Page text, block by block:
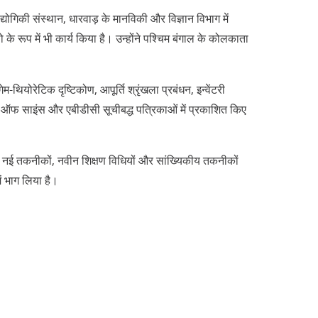
संस्थान, धारवाड़ के मानविकी और विज्ञान विभाग में
रूप में भी कार्य किया है। उन्होंने पश्चिम बंगाल के कोलकाता
थियोरेटिक दृष्टिकोण, आपूर्ति श्रृंखला प्रबंधन, इन्वेंटरी
साइंस और एबीडीसी सूचीबद्ध पत्रिकाओं में प्रकाशित किए
तकनीकों, नवीन शिक्षण विधियों और सांख्यिकीय तकनीकों
लिया है।